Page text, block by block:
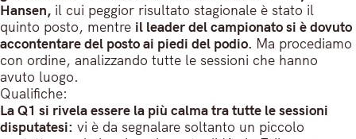
Hansen, il cui peggior risultato stagionale è stato il
quinto posto, mentre il leader del campionato si è dovuto
accontentare del posto ai piedi del podio. Ma procediamo
con ordine, analizzando tutte le sessioni che hanno
avuto luogo.
Qualifiche:
La Q1 si rivela essere la più calma tra tutte le sessioni
disputatesi: vi è da segnalare soltanto un piccolo